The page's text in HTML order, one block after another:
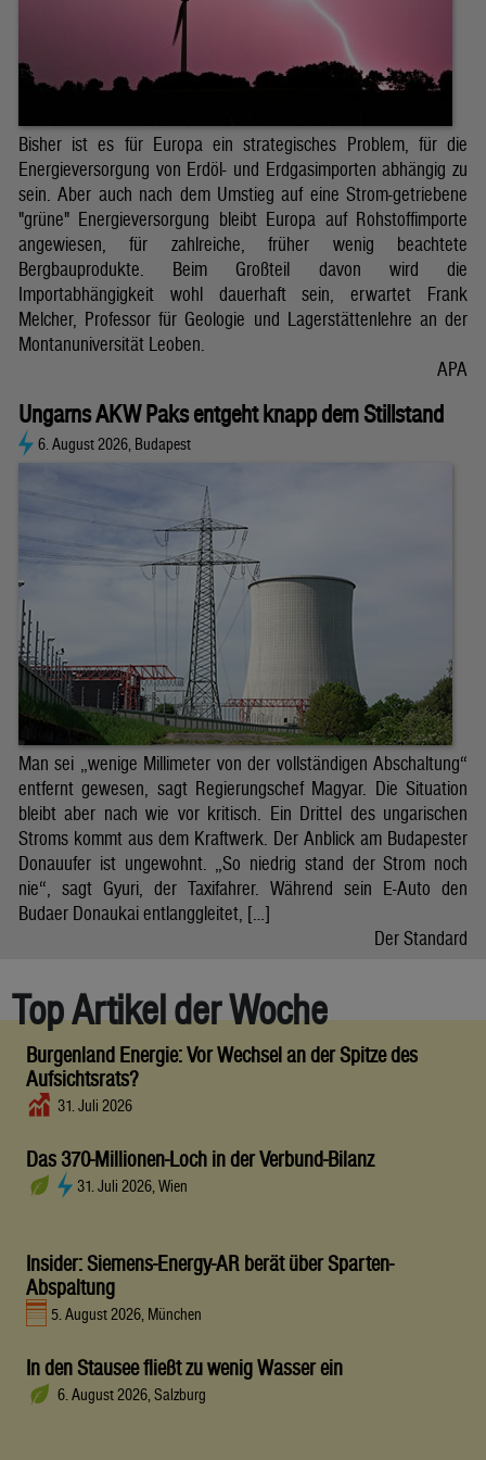
Bisher ist es für Europa ein strategisches Problem, für die
Energieversorgung von Erdöl- und Erdgasimporten abhängig zu
sein. Aber auch nach dem Umstieg auf eine Strom-getriebene
"grüne" Energieversorgung bleibt Europa auf Rohstoffimporte
angewiesen, für zahlreiche, früher wenig beachtete
Bergbauprodukte. Beim Großteil davon wird die
Importabhängigkeit wohl dauerhaft sein, erwartet Frank
Melcher, Professor für Geologie und Lagerstättenlehre an der
Montanuniversität Leoben.
APA
Ungarns AKW Paks entgeht knapp dem Stillstand
6. August 2026, Budapest
Man sei „wenige Millimeter von der vollständigen Abschaltung“
entfernt gewesen, sagt Regierungschef Magyar. Die Situation
bleibt aber nach wie vor kritisch. Ein Drittel des ungarischen
Stroms kommt aus dem Kraftwerk. Der Anblick am Budapester
Donauufer ist ungewohnt. „So niedrig stand der Strom noch
nie“, sagt Gyuri, der Taxifahrer. Während sein E-Auto den
Budaer Donaukai entlanggleitet, […]
Der Standard
Top Artikel der Woche
Burgenland Energie: Vor Wechsel an der Spitze des
Aufsichtsrats?
31. Juli 2026
Das 370-Millionen-Loch in der Verbund-Bilanz
31. Juli 2026, Wien
Insider: Siemens-Energy-AR berät über Sparten-
Abspaltung
5. August 2026, München
In den Stausee fließt zu wenig Wasser ein
6. August 2026, Salzburg